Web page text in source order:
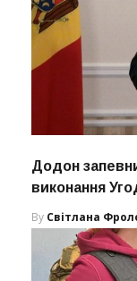
Додон
виконання
By Світлана